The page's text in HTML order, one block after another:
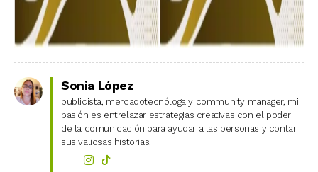
Sonia López
publicista, mercadotecnóloga y community manager, mi
pasión es entrelazar estrategias creativas con el poder
de la comunicación para ayudar a las personas y contar
sus valiosas historias.